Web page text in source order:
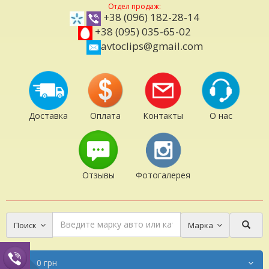
Отдел продаж:
+38 (096) 182-28-14
+38 (095) 035-65-02
avtoclips@gmail.com
Доставка Оплата Контакты О нас
Отзывы Фотогалерея
Поиск Марка
0 грн